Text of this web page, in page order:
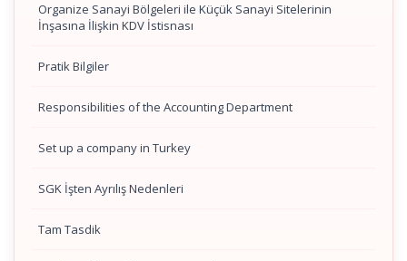
Organize Sanayi Bölgeleri ile Küçük Sanayi Sitelerinin
İnşasına İlişkin KDV İstisnası
Pratik Bilgiler
Responsibilities of the Accounting Department
Set up a company in Turkey
SGK İşten Ayrılış Nedenleri
Tam Tasdik